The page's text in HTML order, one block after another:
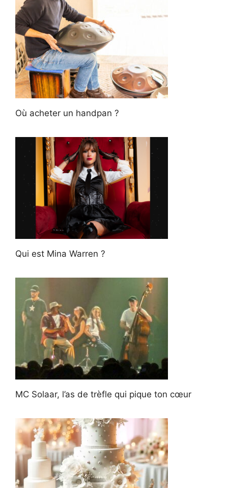
Où acheter un handpan ?
Qui est Mina Warren ?
MC Solaar, l’as de trèfle qui pique ton cœur